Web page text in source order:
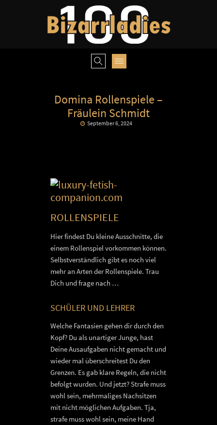
Domina Rollenspiele –
Fräulein Schmidt
September 6, 2024
ROLLENSPIELE
Hier findest Du kleine Ausschnitte, die
einem Rollenspiel vorkommen können.
Selbstverständlich gibt es noch viel
mehr an Arten der Rollenspiele. Trau
Dich und frage nach …
SCHÜLER UND LEHRER
Welche Fantasien gehen dir durch den
Kopf? Du als unartiger Junge, hast
Deine Ausaufgaben nicht gemacht und
wieder mal überschreitest Du den
Grenzen. Es gab klare Regeln, die nicht
befolgt wurden. Und jetzt? Strafe muss
wohl sein, mehrmaliges Nachsitzen
mit nicht möglichen Aufgaben. Tja,
strafe muss wohl sein, meine Hand